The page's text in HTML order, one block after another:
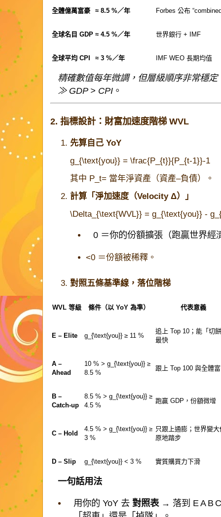
全體億萬富豪 ≈ 8.5 %／年 Forbes 公布
全球名目 GDP ≈ 4.5 %／年 世界銀行 + IMF
全球平均 CPI ≈ 3 %／年 IMF WEO 長期均值
精確數值每年微調，但層級順序非常穩
≫ GDP > CPI 。
2. 指標設計：財富加速度階梯 WVL
先算自己 YoY
g_{\text{you}} = \frac{P_{t}}{P_{t-1}}-1
其中 P_t= 當年淨資產（資產–負債）。
計算「淨加速度（Velocity Δ）」
\Delta_{\text{WVL}} = g_{\text{you}} -
0 ＝你的份額擴張（跑贏世界經
<0 ＝份額被稀釋。
對照五條基準線，落位階梯
WVL 等級 條件（以 YoY 為準） 代表意義
E – Elite g_{\text{you}} ≥ 11 %
追上 Top 10；能「切
最快
A –
Ahead
10 % > g_{\text{you}} ≥
8.5 %
跟上 Top 100 與全體
B –
Catch-up
8.5 % > g_{\text{you}} ≥
4.5 %
跑贏 GDP，份額微增
C – Hold
4.5 % > g_{\text{you}} ≥
3 %
只跟上通膨；世界變大
原地踏步
D – Slip g_{\text{you}} < 3 % 實質購買力下滑
一句話用法
用你的 YoY 去對照表 → 落到 E A B